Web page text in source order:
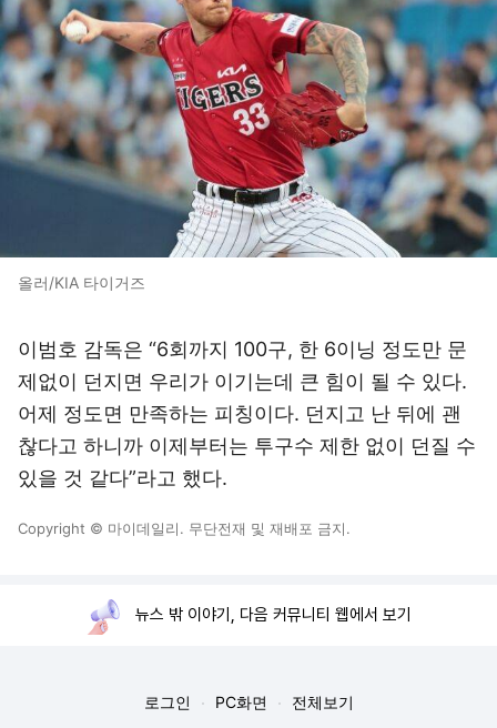
올러/KIA 타이거즈
이범호 감독은 “6회까지 100구, 한 6이닝 정도만 문
제없이 던지면 우리가 이기는데 큰 힘이 될 수 있다.
어제 정도면 만족하는 피칭이다. 던지고 난 뒤에 괜
찮다고 하니까 이제부터는 투구수 제한 없이 던질 수
있을 것 같다”라고 했다.
Copyright © 마이데일리. 무단전재 및 재배포 금지.
뉴스 밖 이야기, 다음 커뮤니티 웹에서 보기
로그인 PC화면 전체보기